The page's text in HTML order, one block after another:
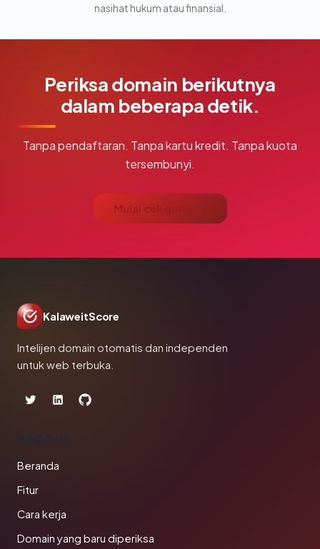
nasihat hukum atau finansial.
Periksa domain berikutnya
dalam beberapa detik.
Tanpa pendaftaran. Tanpa kartu kredit. Tanpa kuota
tersembunyi.
Mulai cek gratis →
KalaweitScore
Intelijen domain otomatis dan independen
untuk web terbuka.
PRODUK
Beranda
Fitur
Cara kerja
Domain yang baru diperiksa